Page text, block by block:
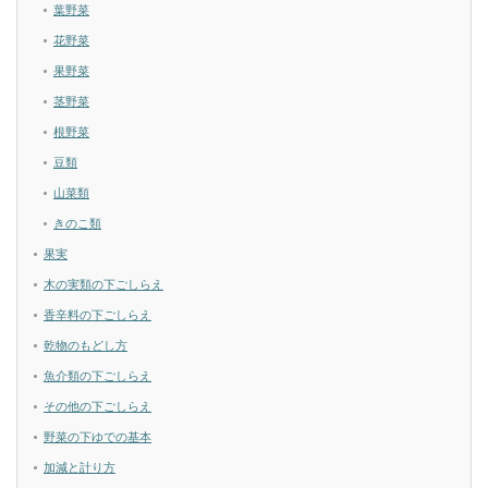
葉野菜
花野菜
果野菜
茎野菜
根野菜
豆類
山菜類
きのこ類
果実
木の実類の下ごしらえ
香辛料の下ごしらえ
乾物のもどし方
魚介類の下ごしらえ
その他の下ごしらえ
野菜の下ゆでの基本
加減と計り方